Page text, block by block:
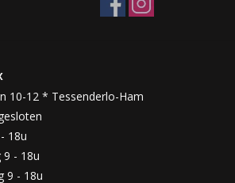
10-12 * Tessenderlo-Ham
18u
9 - 18u
9 - 18u